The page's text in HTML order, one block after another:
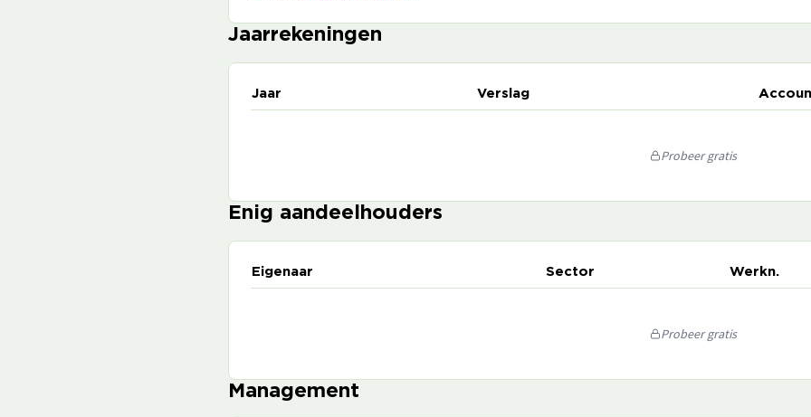
Jaarrekeningen
Jaar Verslag
Probeer gratis
Enig aandeelhouders
Eigenaar Sector Werkn.
Probeer gratis
Management